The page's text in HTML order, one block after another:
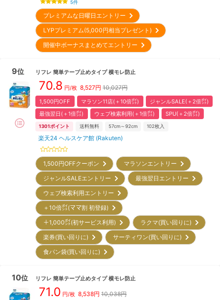
5件
プレミアムな日曜日エントリー
LYPプレミアム(5,000円相当プレゼント)
開催中ボーナスまとめてエントリー
9位 リフレ 簡単テープ止めタイプ 横モレ防止
70.8 円/枚 8,527円 10,027円
1,500円OFF マラソン11店(＋10倍㌽)
ジャンルSALE(＋2倍㌽)
最強翌日(＋1倍㌽)
ウェブ検索利用(＋1倍㌽) SPU(＋2倍㌽)
1301ポイント 送料無料 57cm～92cm 102枚入
楽天24 ヘルスケア館 (Rakuten)
1,500円OFFクーポン
マラソンエントリー
ジャンルSALEエントリー
最強翌日エントリー
ウェブ検索利用エントリー
＋10倍㌽(ママ割 初登録)
＋1,000㌽(初サービス利用)
ラクマ(買い回りに)
楽券(買い回りに)
サーティワン(買い回りに)
食パン袋(買い回りに)
10位 リフレ 簡単テープ止めタイプ 横モレ防止
71.0 円/枚 8,538円 10,038円